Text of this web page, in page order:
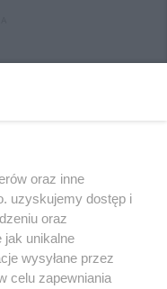
oraz inne
uzyskujemy dostęp i
oraz
jak unikalne
wysyłane przez
celu zapewniania